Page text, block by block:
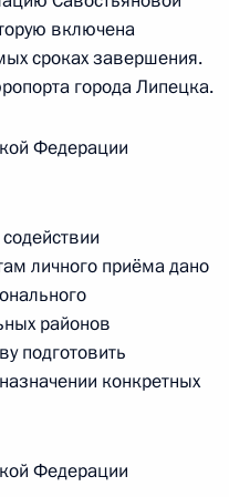
Федерации
агентства
Президента
Федерации
территориального
Президента
включена
сроках завершения.
города Липецка.
Федерации
личного приёма дано
районов
подготовить
конкретных
Федерации